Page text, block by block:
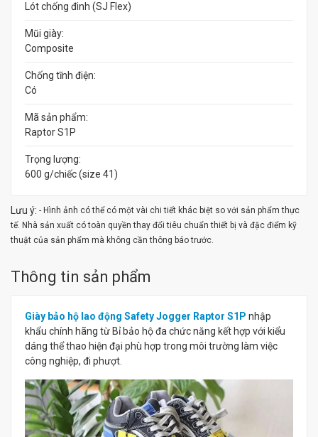
Lót chống đinh (SJ Flex)
Mũi giày:
Composite
Chống tĩnh điện:
Có
Mã sản phẩm:
Raptor S1P
Trọng lượng:
600 g/chiếc (size 41)
Lưu ý: - Hình ảnh có thể có một vài chi tiết khác biệt so với sản phẩm thực
tế. Nhà sản xuất có toàn quyền thay đổi tiêu chuẩn thiết bị và đặc điểm kỹ
thuật của sản phẩm mà không cần thông báo trước.
Thông tin sản phẩm
Giày bảo hộ lao động Safety Jogger Raptor S1P nhập
khẩu chính hãng từ Bỉ bảo hộ đa chức năng kết hợp với kiểu
dáng thể thao hiện đại phù hợp trong môi trường làm việc
công nghiệp, đi phượt.